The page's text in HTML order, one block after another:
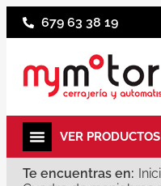
679 63 38 19
Te encuentras en: